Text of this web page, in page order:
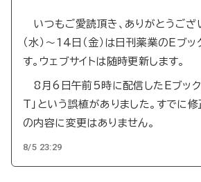
いつもご愛読頂き、ありがとうござ
（水）～14日（金）は日刊薬業のEブ
す。ウェブサイトは随時更新します。
8月6日午前5時に配信したEブック
T」という誤植がありました。すでに
の内容に変更はありません。
8/5 23:29